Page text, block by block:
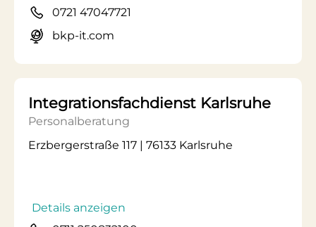
0721 47047721
bkp-it.com
Integrationsfachdienst Karlsruhe
Personalberatung
Erzbergerstraße 117 | 76133 Karlsruhe
Details anzeigen